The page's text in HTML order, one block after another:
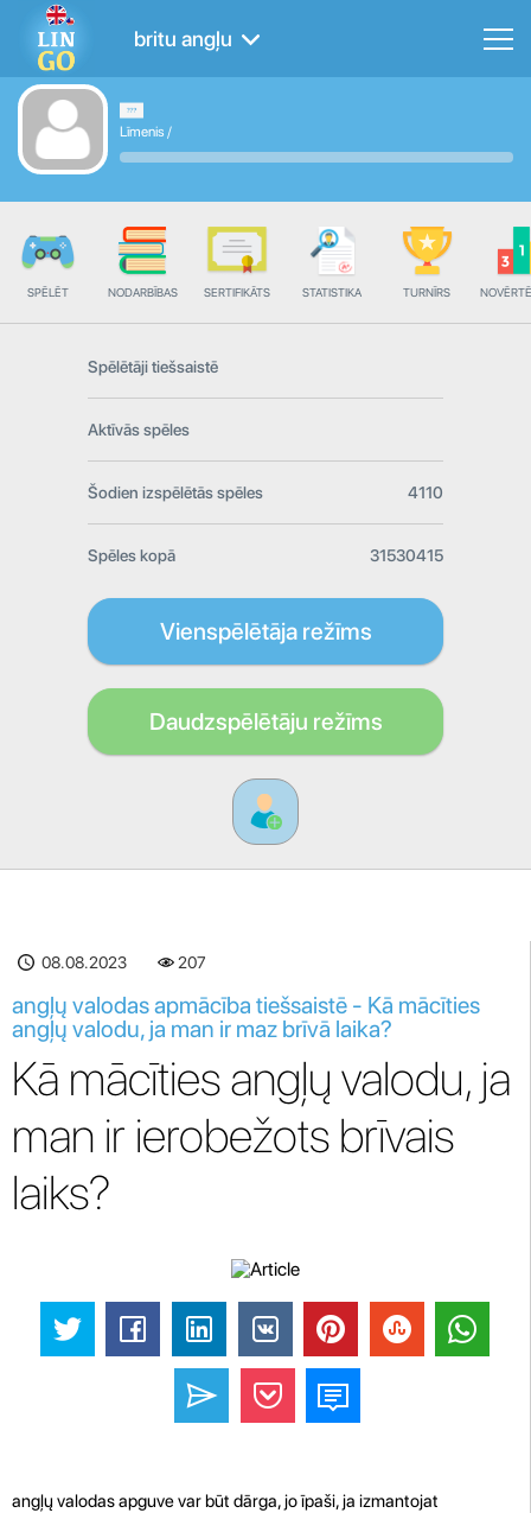
britu angļu
Līmenis /
SPĒLĒT NODARBĪBAS SERTIFIKĀTS STATISTIKA TURNĪRS
Spēlētāji tiešsaistē
Aktīvās spēles
Šodien izspēlētās spēles 4110
Spēles kopā 31530415
Vienspēlētāja režīms
Daudzspēlētāju režīms
08.08.2023 207
angļų valodas apmācība tiešsaistē - Kā mācīties
angļų valodu, ja man ir maz brīvā laika?
Kā mācīties angļų valodu, ja
man ir ierobežots brīvais
laiks?
angļų valodas apguve var būt dārga, jo īpaši, ja izmantojat